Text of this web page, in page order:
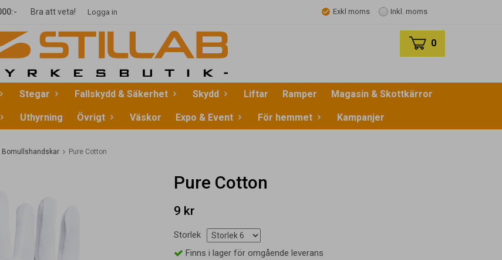
Bra att veta! Logga in Exkl moms Inkl. moms
0
Stegar Fallskydd & Säkerhet Skydd Liftar Ramper Magasin & Skottkärror
Uthyrning Övrigt Väskor Expo & Event För hemmet Kampanjer
Bomullshandskar Pure Cotton
Pure Cotton
9 kr
Storlek
Finns i lager för omgående leverans